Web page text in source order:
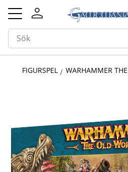
Meny
FIGURSPEL WARHAMMER